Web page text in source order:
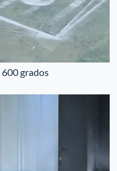
grados